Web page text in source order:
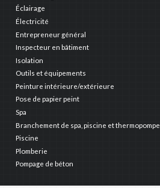
Éclairage
Électricité
Entrepreneur général
Inspecteur en bâtiment
Isolation
Outils et équipements
Peinture intérieure/extérieure
Pose de papier peint
Spa
Branchement de spa, piscine et thermopompe
Piscine
Plomberie
Pompage de béton